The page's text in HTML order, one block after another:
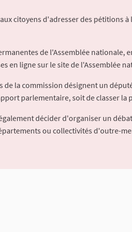
citoyens d'adresser des pétitions
de l'Assemblée nationale,
en ligne sur le site de l'Assemblée
la commission désignent un
parlementaire, soit de classer la
décider d'organiser un
ou collectivités d'outre-